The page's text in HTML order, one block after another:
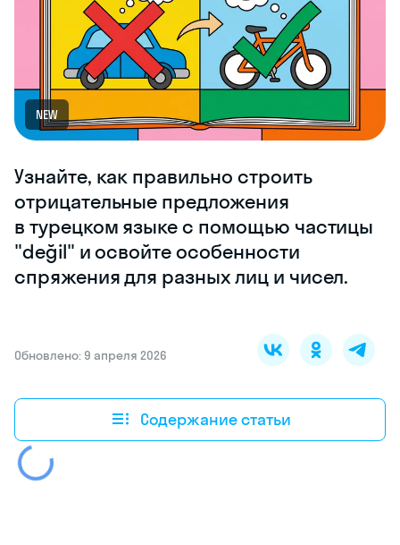
NEW
Узнайте, как правильно строить
отрицательные предложения
в турецком языке с помощью частицы
"değil" и освойте особенности
спряжения для разных лиц и чисел.
Обновлено: 9 апреля 2026
Содержание статьи